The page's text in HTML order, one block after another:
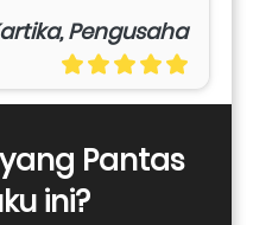
Pengusaha
Pantas
ini?